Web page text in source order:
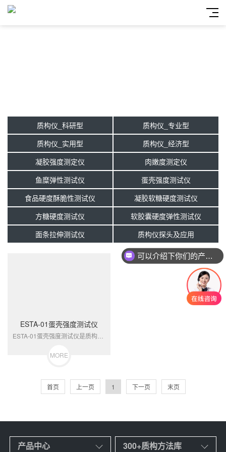
质构仪_科研型
质构仪_专业型
质构仪_实用型
质构仪_经济型
凝胶强度测定仪
肉嫩度测定仪
鱼糜弹性测试仪
蛋壳强度测试仪
食品硬度酥脆性测试仪
凝胶软糖硬度测试仪
方糖硬度测试仪
软胶囊硬度弹性测试仪
面条拉伸测试仪
质构仪探头及应用
ESTA-01蛋壳强度测试仪
ESTA-01蛋壳强度测试仪是质构分析应用的一款专业物性仪器；用于客观、量化评估禽蛋（如鸡蛋、鸭蛋）蛋壳抗破损能力，通过测量蛋壳破裂瞬间的**压力值评估蛋品质量，广泛应用于养殖、食品加工及科研领域。一、基本信息品名蛋壳强度测试仪型号ESTA-01品牌莱博质研labtexture产地山东.济南二、测试原理蛋壳强度测试仪通过力学...
MORE
首页 上一页 1 下一页 末页
产品中心 300+质构方法库